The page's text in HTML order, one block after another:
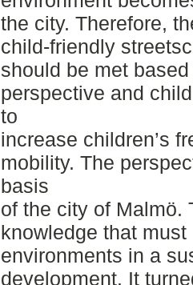
the city. Therefore,
child-friendly
should be met
perspective and
to
increase children’s
mobility. The
basis
of the city of Malmö.
knowledge that
environments in a
development. It